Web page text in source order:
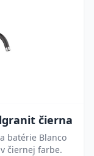
čierna
batérie Blanco
čiernej farbe.